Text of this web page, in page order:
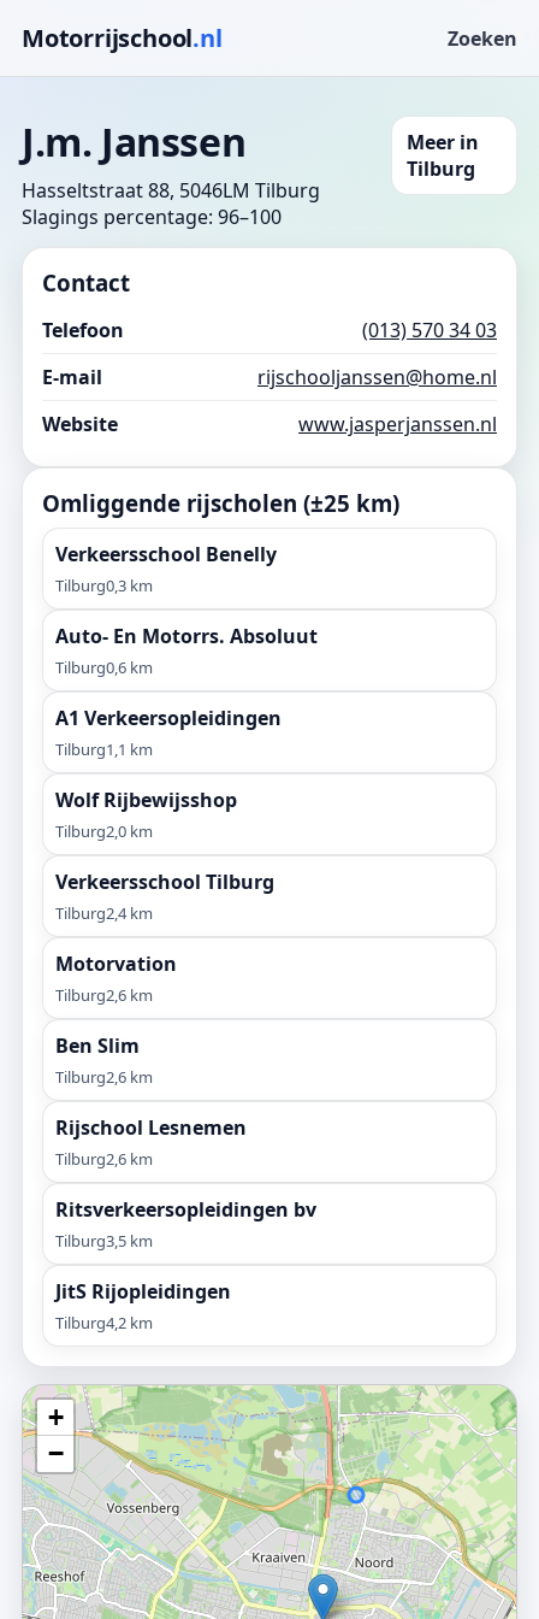
Motorrijschool.nl Zoeken
J.m. Janssen
Hasseltstraat 88, 5046LM Tilburg
Slagings percentage: 96–100
Meer in
Tilburg
Contact
Telefoon
(013) 570 34 03
E-mail
rijschooljanssen@home.nl
Website
www.jasperjanssen.nl
Omliggende rijscholen (±25 km)
Verkeersschool Benelly
Tilburg0,3 km
Auto- En Motorrs. Absoluut
Tilburg0,6 km
A1 Verkeersopleidingen
Tilburg1,1 km
Wolf Rijbewijsshop
Tilburg2,0 km
Verkeersschool Tilburg
Tilburg2,4 km
Motorvation
Tilburg2,6 km
Ben Slim
Tilburg2,6 km
Rijschool Lesnemen
Tilburg2,6 km
Ritsverkeersopleidingen bv
Tilburg3,5 km
JitS Rijopleidingen
Tilburg4,2 km
+
−